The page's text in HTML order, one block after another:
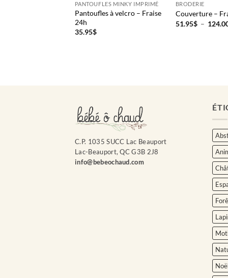
PANTOUFLES MINKY IMPRIMÉ
Pantoufles à velcro – Fraise
24h
35.95$
BRODERIE
Couverture –
51.95$ –
C.P. 1035 SUCC Lac Beauport
Lac-Beauport, QC G3B 2J8
info@bebeochaud.com